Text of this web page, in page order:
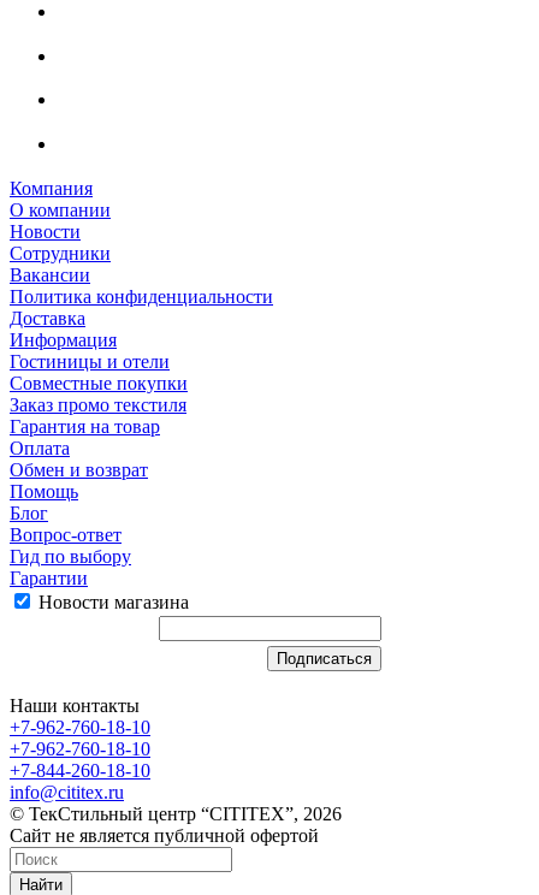
Компания
О компании
Новости
Сотрудники
Вакансии
Политика конфиденциальности
Доставка
Информация
Гостиницы и отели
Совместные покупки
Заказ промо текстиля
Гарантия на товар
Оплата
Обмен и возврат
Помощь
Блог
Вопрос-ответ
Гид по выбору
Гарантии
Новости магазина
Наши контакты
+7-962-760-18-10
+7-962-760-18-10
+7-844-260-18-10
info@cititex.ru
© ТекСтильный центр “CITITEX”, 2026
Сайт не является публичной офертой
Найти